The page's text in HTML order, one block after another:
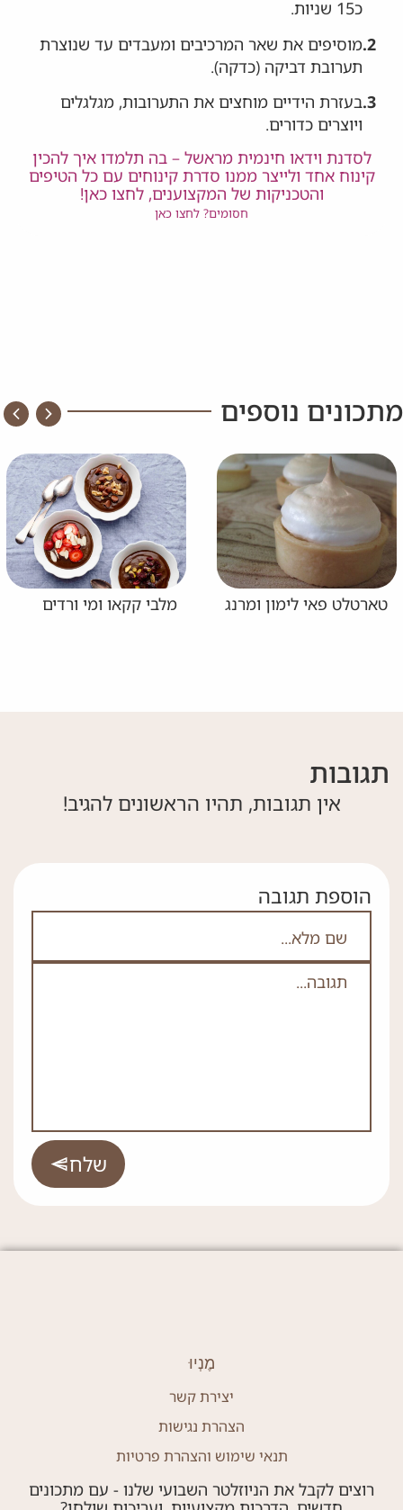
כ15 שניות.
2. מוסיפים את שאר המרכיבים ומעבדים עד שנוצרת
תערובת דביקה (כדקה).
3. בעזרת הידיים מוחצים את התערובות, מגלגלים
ויוצרים כדורים.
לסדנת וידאו חינמית מראשל – בה תלמדו איך להכין
קינוח אחד ולייצר ממנו סדרת קינוחים עם כל הטיפים
והטכניקות של המקצוענים, לחצו כאן!
חסומים? לחצו כאן
מתכונים נוספים
טארטלט פאי לימון ומרנג מלבי קקאו ומי ורדים
תגובות
אין תגובות, תהיו הראשונים להגיב!
אם אתה לא רובוט אל תמלא את השדה הזה
הוספת תגובה
שלח
מֶנְיוּ
יצירת קשר
הצהרת נגישות
תנאי שימוש והצהרת פרטיות
רוצים לקבל את הניוזלטר השבועי שלנו - עם מתכונים